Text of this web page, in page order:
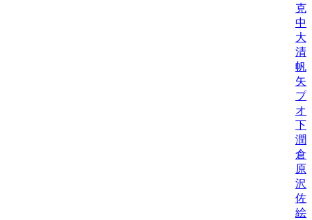
克
中
大
清
帆/
矢
プ
オ
下
潤/
倉
原
沢
佐
絵/